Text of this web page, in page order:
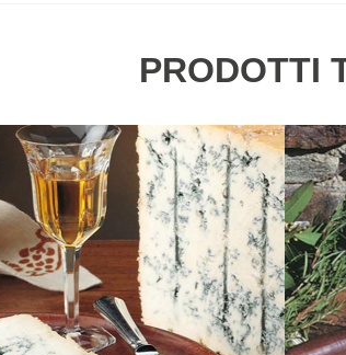
PRODOTTI